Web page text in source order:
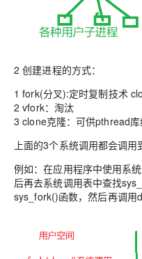
2 创建进程的方式：
1 fork(分叉):定时复制技术
2 vfork：淘汰
3 clone克隆：可供pthread库
上面的3个系统调用都会调用
例如：在应用程序中使用系
后再去系统调用表中查找
sys_fork()函数，然后再调用